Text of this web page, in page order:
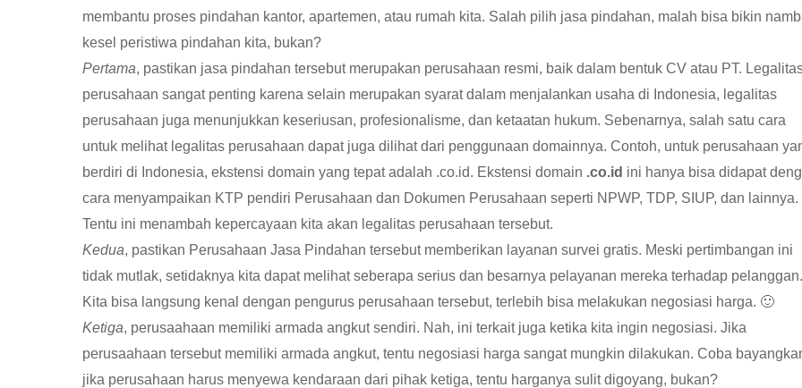
membantu proses pindahan kantor, apartemen, atau rumah kita. Salah pilih jasa pindahan, malah bisa bikin
kesel peristiwa pindahan kita, bukan?
Pertama, pastikan jasa pindahan tersebut merupakan perusahaan resmi, baik dalam bentuk CV atau PT.
perusahaan sangat penting karena selain merupakan syarat dalam menjalankan usaha di Indonesia, legalitas
perusahaan juga menunjukkan keseriusan, profesionalisme, dan ketaatan hukum. Sebenarnya, salah satu cara
untuk melihat legalitas perusahaan dapat juga dilihat dari penggunaan domainnya. Contoh, untuk perusahaan
berdiri di Indonesia, ekstensi domain yang tepat adalah .co.id. Ekstensi domain .co.id ini hanya bisa didapat
cara menyampaikan KTP pendiri Perusahaan dan Dokumen Perusahaan seperti NPWP, TDP, SIUP, dan lainnya.
Tentu ini menambah kepercayaan kita akan legalitas perusahaan tersebut.
Kedua, pastikan Perusahaan Jasa Pindahan tersebut memberikan layanan survei gratis. Meski pertimbangan ini
tidak mutlak, setidaknya kita dapat melihat seberapa serius dan besarnya pelayanan mereka terhadap pelanggan.
Kita bisa langsung kenal dengan pengurus perusahaan tersebut, terlebih bisa melakukan negosiasi harga. 🙂
Ketiga, perusaahaan memiliki armada angkut sendiri. Nah, ini terkait juga ketika kita ingin negosiasi. Jika
perusaahaan tersebut memiliki armada angkut, tentu negosiasi harga sangat mungkin dilakukan. Coba
jika perusahaan harus menyewa kendaraan dari pihak ketiga, tentu harganya sulit digoyang, bukan?